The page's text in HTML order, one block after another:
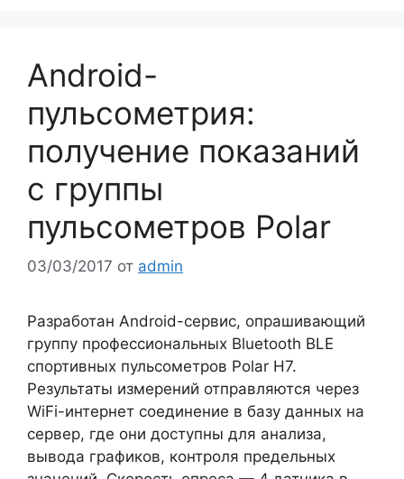
Android-
пульсометрия:
получение показаний
с группы
пульсометров Polar
03/03/2017 от admin
Разработан Android-сервис, опрашивающий
группу профессиональных Bluetooth BLE
спортивных пульсометров Polar H7.
Результаты измерений отправляются через
WiFi-интернет соединение в базу данных на
сервер, где они доступны для анализа,
вывода графиков, контроля предельных